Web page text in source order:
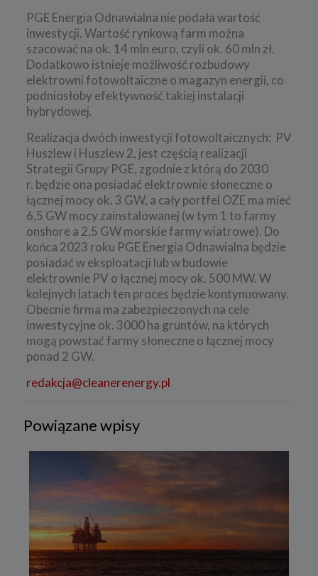
PGE Energia Odnawialna nie podała wartość
inwestycji. Wartość rynkową farm można
szacować na ok. 14 mln euro, czyli ok. 60 mln zł.
Dodatkowo istnieje możliwość rozbudowy
elektrowni fotowoltaiczne o magazyn energii, co
podniosłoby efektywność takiej instalacji
hybrydowej.
Realizacja dwóch inwestycji fotowoltaicznych: PV
Huszlew i Huszlew 2, jest częścią realizacji
Strategii Grupy PGE, zgodnie z którą do 2030
r. będzie ona posiadać elektrownie słoneczne o
łącznej mocy ok. 3 GW, a cały portfel OZE ma mieć
6,5 GW mocy zainstalowanej (w tym 1 to farmy
onshore a 2,5 GW morskie farmy wiatrowe). Do
końca 2023 roku PGE Energia Odnawialna będzie
posiadać w eksploatacji lub w budowie
elektrownie PV o łącznej mocy ok. 500 MW. W
kolejnych latach ten proces będzie kontynuowany.
Obecnie firma ma zabezpieczonych na cele
inwestycyjne ok. 3000 ha gruntów, na których
mogą powstać farmy słoneczne o łącznej mocy
ponad 2 GW.
redakcja@cleanerenergy.pl
Powiązane wpisy